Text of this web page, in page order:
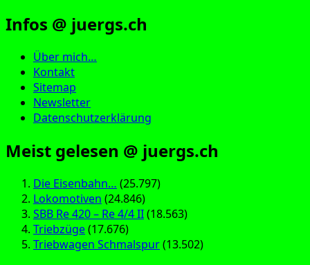
Infos @ juergs.ch
Über mich…
Kontakt
Sitemap
Newsletter
Datenschutzerklärung
Meist gelesen @ juergs.ch
Die Eisenbahn… (25.797)
Lokomotiven (24.846)
SBB Re 420 – Re 4/4 II(18.563)
Triebzüge(17.676)
Triebwagen Schmalspur(13.502)